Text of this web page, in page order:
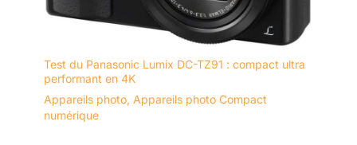
Test du Panasonic Lumix DC-TZ91 : compact ultra
performant en 4K
Appareils photo, Appareils photo Compact
numérique